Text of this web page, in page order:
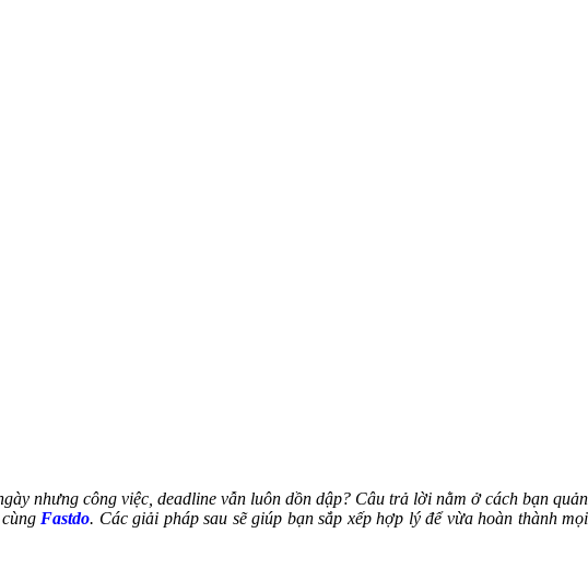
nhưng công việc, deadline vẫn luôn dồn dập? Câu trả lời nằm ở cách bạn quản
Fastdo. Các giải pháp sau sẽ giúp bạn sắp xếp hợp lý để vừa hoàn thành mọi